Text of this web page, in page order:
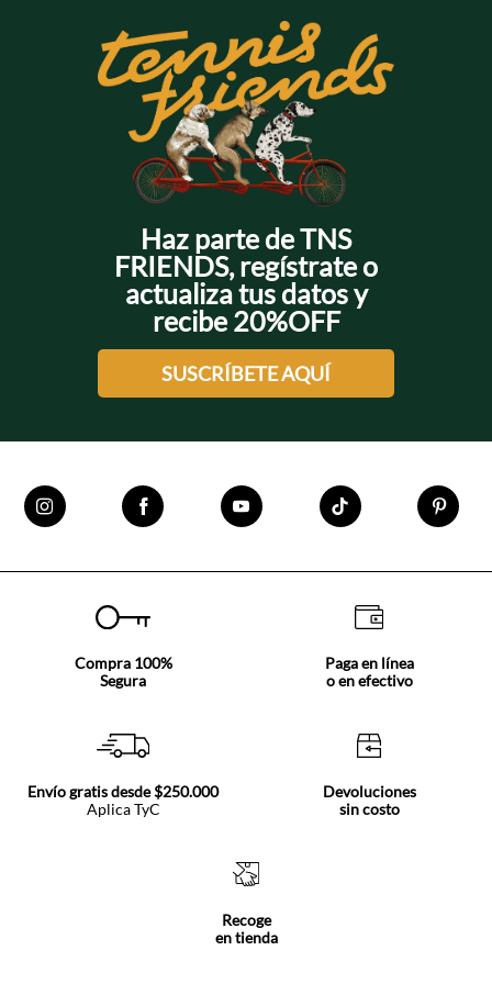
Haz parte de TNS
FRIENDS, regístrate o
actualiza tus datos y
recibe 20%OFF
SUSCRÍBETE AQUÍ
Compra 100%
Segura
Paga en línea
o en efectivo
Envío gratis desde $250.000
Aplica TyC
Devoluciones
sin costo
Recoge
en tienda